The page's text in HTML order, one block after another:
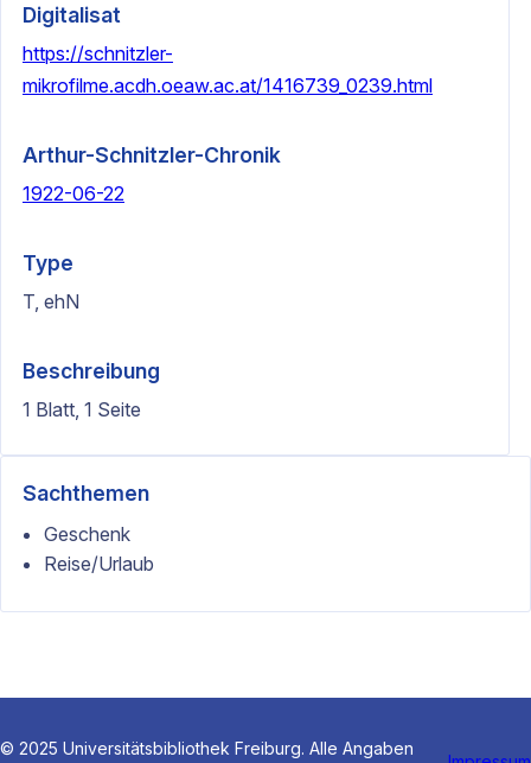
Digitalisat
https://schnitzler-
mikrofilme.acdh.oeaw.ac.at/1416739_0239.html
Arthur-Schnitzler-Chronik
1922-06-22
Type
T, ehN
Beschreibung
1 Blatt, 1 Seite
Sachthemen
Geschenk
Reise/Urlaub
© 2025 Universitätsbibliothek Freiburg. Alle Angaben